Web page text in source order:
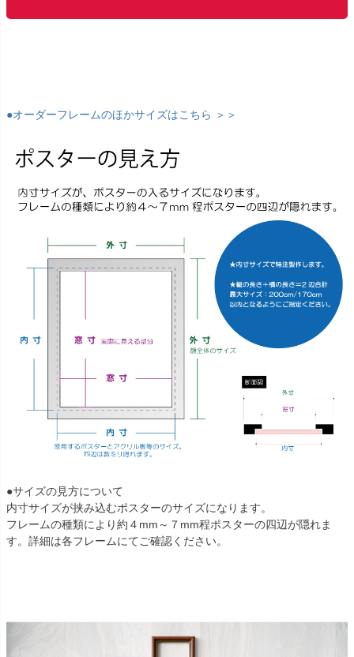
●オーダーフレームのほかサイズはこちら ＞＞
●サイズの見方について
内寸サイズが挟み込むポスターのサイズになります。
フレームの種類により約４mm～７mm程ポスターの四辺が隠れま
す。詳細は各フレームにてご確認ください。